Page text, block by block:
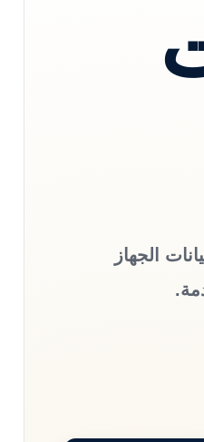
الجهاز